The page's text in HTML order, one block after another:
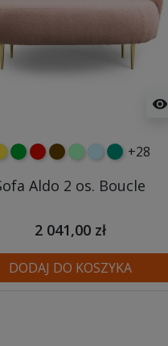
visibility
zielonyczerwony
czekoladowy
miętowybłękitny
turkusowy
+28
Aldo 2 os. Boucle
2 041,00 zł
DODAJ DO KOSZYKA